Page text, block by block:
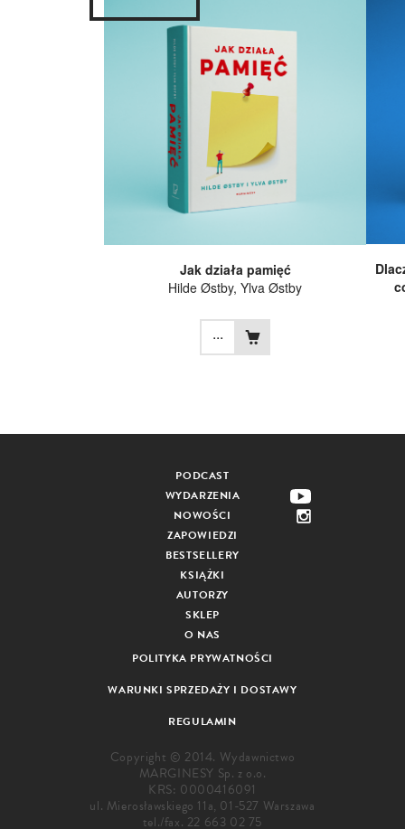
Jak działa pamięć
Hilde Østby, Ylva Østby
...
PODCAST
WYDARZENIA
NOWOŚCI
ZAPOWIEDZI
BESTSELLERY
KSIĄŻKI
AUTORZY
SKLEP
O NAS
POLITYKA PRYWATNOŚCI
WARUNKI SPRZEDAŻY I DOSTAWY
REGULAMIN
Copyright © 2014. Wydawnictwo
MARGINESY Sp. z o.o.
KRS: 0000416091
ul. Mierosławskiego 11a, 01-527 Warszawa
tel./fax. 22 663 02 75